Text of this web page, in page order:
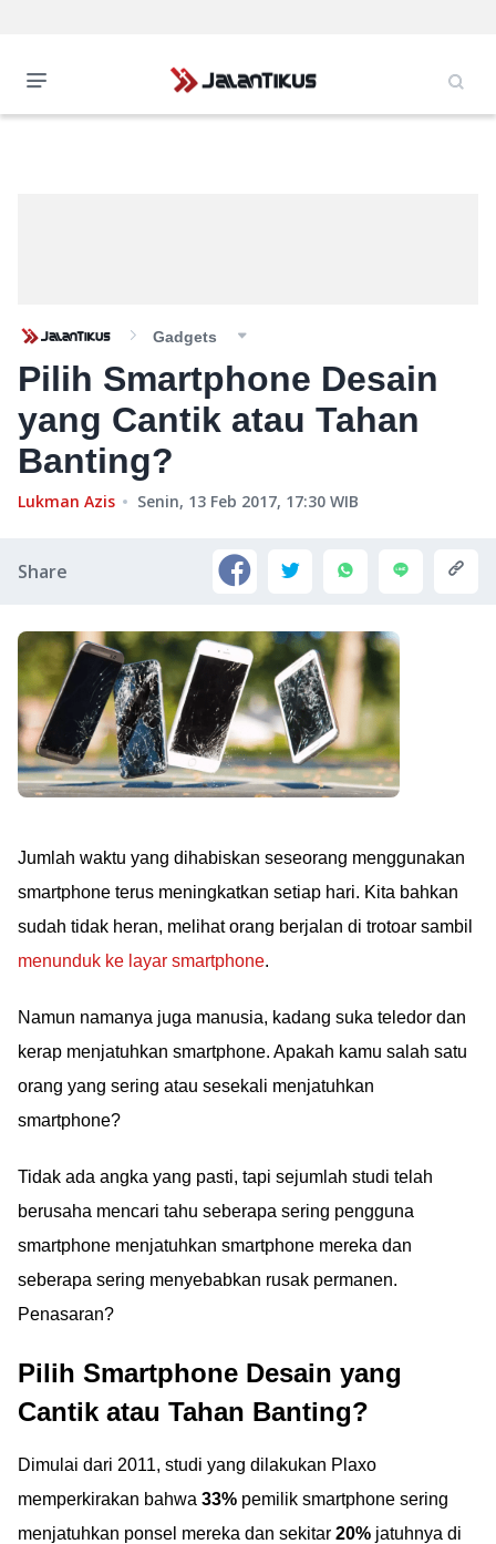
Gadgets
Pilih Smartphone Desain
yang Cantik atau Tahan
Banting?
Lukman Azis Senin, 13 Feb 2017, 17:30 WIB
Share
Jumlah waktu yang dihabiskan seseorang menggunakan
smartphone terus meningkatkan setiap hari. Kita bahkan
sudah tidak heran, melihat orang berjalan di trotoar sambil
menunduk ke layar smartphone.
Namun namanya juga manusia, kadang suka teledor dan
kerap menjatuhkan smartphone. Apakah kamu salah satu
orang yang sering atau sesekali menjatuhkan
smartphone?
Tidak ada angka yang pasti, tapi sejumlah studi telah
berusaha mencari tahu seberapa sering pengguna
smartphone menjatuhkan smartphone mereka dan
seberapa sering menyebabkan rusak permanen.
Penasaran?
Pilih Smartphone Desain yang
Cantik atau Tahan Banting?
Dimulai dari 2011, studi yang dilakukan Plaxo
memperkirakan bahwa 33% pemilik smartphone sering
menjatuhkan ponsel mereka dan sekitar 20% jatuhnya di